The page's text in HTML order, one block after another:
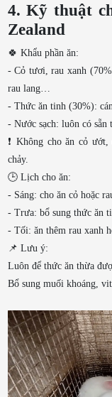
4. Kỹ thuật
Zealand
🍀 Khẩu phần ăn:
- Cỏ tươi, rau xanh
rau lang…
- Thức ăn tinh (30%):
- Nước sạch: luôn có sẵn
❗ Không cho ăn cỏ
chảy.
🕒 Lịch cho ăn:
- Sáng: cho ăn cỏ hoặc
- Trưa: bổ sung thức ăn
- Tối: ăn thêm rau xanh
📌 Lưu ý:
Luôn để thức ăn thừa
Bổ sung muối khoáng,